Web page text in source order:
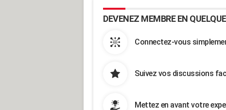
DEVENEZ MEMBRE EN
Connectez-vous
Suivez vos discussions
Mettez en avant votre